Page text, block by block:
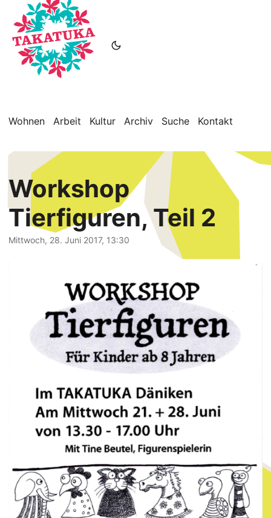
Wohnen Arbeit Kultur Archiv Suche Kontakt
Workshop
Tierfiguren, Teil 2
Mittwoch, 28. Juni 2017, 13:30